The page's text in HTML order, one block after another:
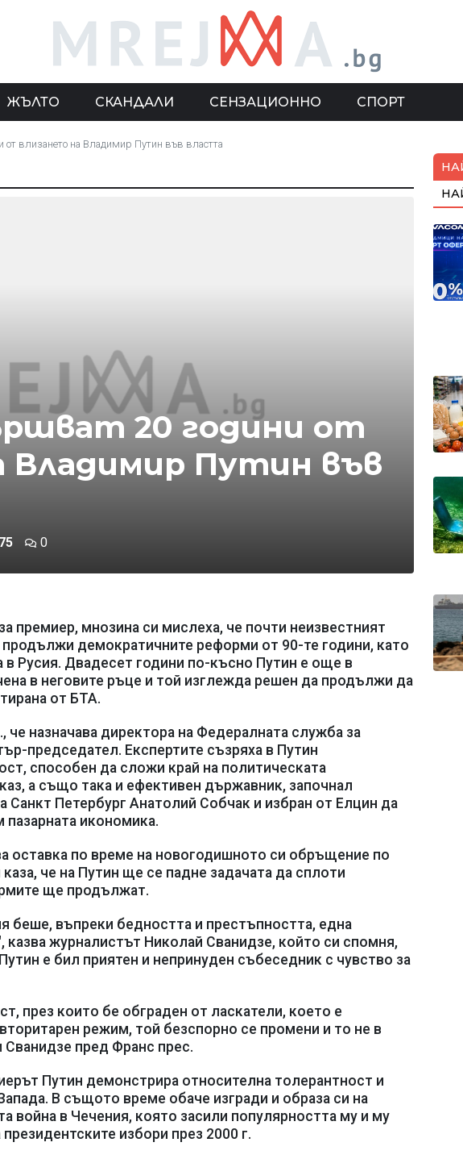
ЖЪЛТО СКАНДАЛИ СЕНЗАЦИОННО СПОРТ
от влизането на Владимир Путин във властта
20 години от
Владимир Путин във
0
премиер, мнозина си мислеха, че почти неизвестният
демократичните реформи от 90-те години, като
Русия. Двадесет години по-късно Путин е още в
в неговите ръце и той изглежда решен да продължи да
от БТА.
че назначава директора на Федералната служба за
председател. Експертите съзряха в Путин
способен да сложи край на политическата
а също така и ефективен държавник, започнал
Санкт Петербург Анатолий Собчак и избран от Елцин да
икономика.
оставка по време на новогодишното си обръщение по
че на Путин ще се падне задачата да сплоти
ще продължат.
беше, въпреки бедността и престъпността, една
журналистът Николай Сванидзе, който си спомня,
е бил приятен и непринуден събеседник с чувство за
през които бе обграден от ласкатели, което е
режим, той безспорно се промени и то не в
Сванидзе пред Франс прес.
Путин демонстрира относителна толерантност и
В същото време обаче изгради и образа си на
война в Чечения, която засили популярността му и му
избори през 2000 г.